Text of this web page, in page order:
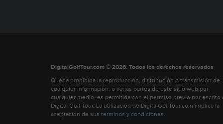
DigitalGolfTour.com © 2026. Todos los derechos reservados
Queda prohibida la reproducción, distribución o transmisión de
cualquier información, o varias partes de este sitio web por
cualquier medio, es permitida con el permiso previo por escrito
Digital Golf Tour. La utilización de DigitalGolfTour.com implica la
aceptación de sus términos y condiciones.